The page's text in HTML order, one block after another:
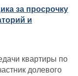
за просрочку
и
квартиры по
долевого